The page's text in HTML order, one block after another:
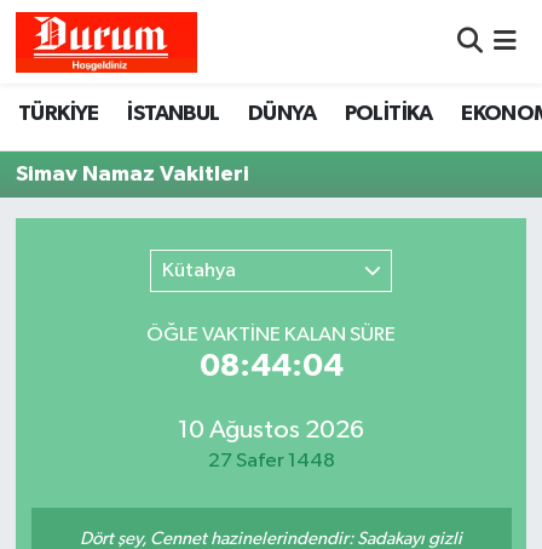
TÜRKİYE İSTANBUL DÜNYA POLİTİKA
Simav Namaz Vakitleri
Kütahya
ÖĞLE VAKTİNE KALAN SÜRE
08:44:04
10 Ağustos 2026
27 Safer 1448
Dört şey, Cennet hazinelerindendir: Sadakayı gizli
Hava Durumu
Namaz Vakitleri
Trafik Durumu
Süper Lig Puan Durumu ve Fikstür
Son Dakika Haberleri